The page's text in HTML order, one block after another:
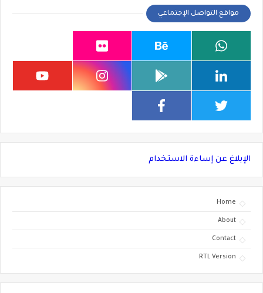
مواقع التواصل الإجتماعي
الإبلاغ عن إساءة الاستخدام
Home
About
Contact
RTL Version